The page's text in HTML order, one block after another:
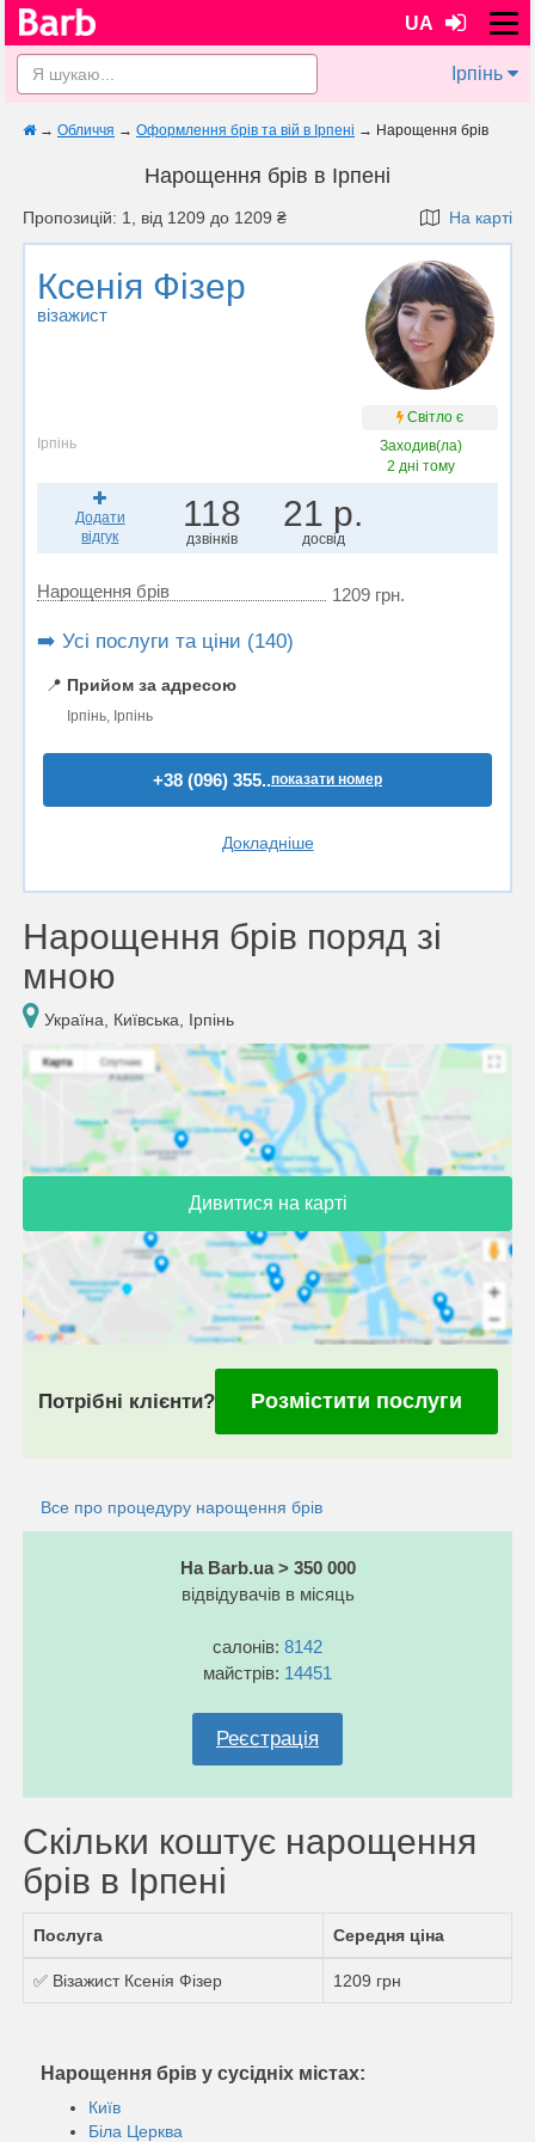
UA
Ірпінь
→ Обличчя → Оформлення брів та вій в Ірпені → Нарощення брів
Нарощення брів в Ірпені
Пропозицій: 1, від 1209 до 1209 ₴ На карті
Ксенія Фізер
візажист
Світло є
Ірпінь
Заходив(ла)
2 дні тому
Додати
відгук
118
дзвінків
21 р.
досвід
Нарощення брів 1209 грн.
➡️ Усі послуги та ціни (140)
📍 Прийом за адресою
Ірпінь, Ірпінь
+38 (096) 355..показати номер
Докладніше
Нарощення брів поряд зі
мною
Україна, Київська, Ірпінь
Дивитися на карті
Потрібні клієнти? Розмістити послуги
Все про процедуру нарощення брів
На Barb.ua > 350 000
відвідувачів в місяць
салонів: 8142
майстрів: 14451
Реєстрація
Скільки коштує нарощення
брів в Ірпені
Послуга Середня ціна
✅ Візажист Ксенія Фізер 1209 грн
Нарощення брів у сусідніх містах:
Київ
Біла Церква